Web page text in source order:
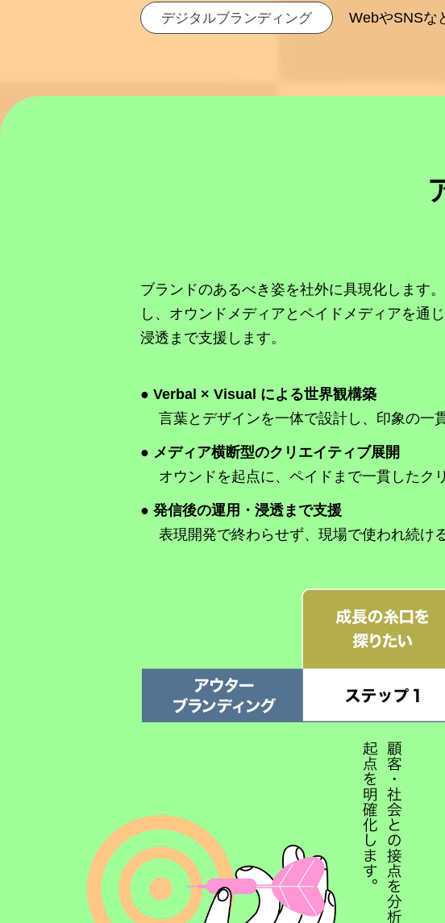
デジタルブランディング WebやSNSな
ブランドのあるべき姿を社外に具現化します
し、オウンドメディアとペイドメディアを通
浸透まで支援します。
● Verbal × Visual による世界観構築
言葉とデザインを一体で設計し、印象の一
● メディア横断型のクリエイティブ展開
オウンドを起点に、ペイドまで一貫したク
● 発信後の運用・浸透まで支援
表現開発で終わらせず、現場で使われ続け